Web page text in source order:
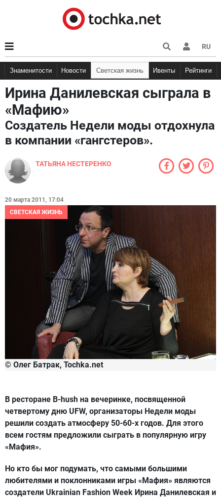
RU
Знаменитости Новости Светская жизнь Ивенты Рейтинги
Ирина Данилевская сыграла в
«Мафию»
Создатель Недели моды отдохнула
в компании «гангстеров».
ТАТЬЯНА НЕСТЕРЕНКО
20 марта 2011, 17:04
СВЕТСКАЯ ЖИЗНЬ
© Олег Батрак, Tochka.net
В ресторане B-hush на вечеринке, посвященной
четвертому дню UFW, организаторы Недели моды
решили создать атмосферу 50-60-х годов. Для этого
всем гостям предложили сыграть в популярную игру
«Мафия».
Но кто бы мог подумать, что самыми большими
любителями и поклонниками игры «Мафия» являются
создатели Ukrainian Fashion Week Ирина Данилевская и